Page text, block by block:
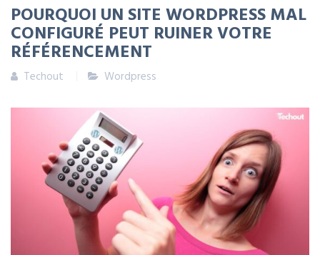
POURQUOI UN SITE WORDPRESS MAL
CONFIGURÉ PEUT RUINER VOTRE
RÉFÉRENCEMENT
Techout Wordpress